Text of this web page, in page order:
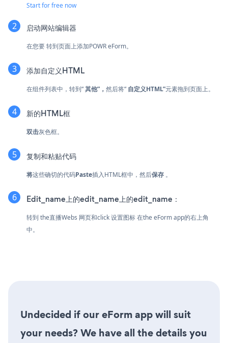
Start for free now
启动网站编辑器
在您要 转到页面上添加POWR eForm。
添加自定义HTML
在组件列表中，转到“其他”， 然后将“ 自定义HTML”元素拖到页面上。
新的HTML框
双击灰色框。
复制和粘贴代码
将这些确切的代码Paste插入HTML框中，然后保存 。
Edit_name上的edit_name上的edit_name：
转到 the直播Webs 网页和click 设置图标在the eForm app的右上角
中。
Undecided if our eForm app will suit
your needs? We have all the details you